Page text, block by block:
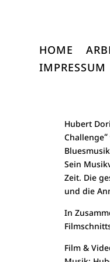
HOME
IMPRESSUM
Hubert
Sein
Zeit. Die
und die
In
Film &